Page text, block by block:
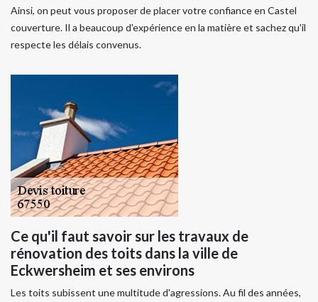
Ainsi, on peut vous proposer de placer votre confiance en Castel
couverture. Il a beaucoup d'expérience en la matière et sachez qu'il
respecte les délais convenus.
Ce qu'il faut savoir sur les travaux de
rénovation des toits dans la ville de
Eckwersheim et ses environs
Les toits subissent une multitude d'agressions. Au fil des années,